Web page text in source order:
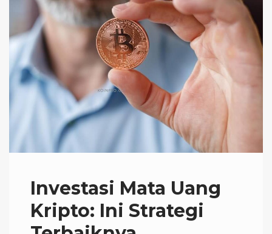
Investasi Mata Uang
Kripto: Ini Strategi